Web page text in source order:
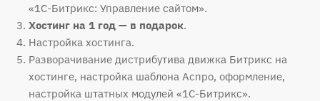
«1С-Битрикс: Управление сайтом».
Хостинг на 1 год — в подарок.
Настройка хостинга.
Разворачивание дистрибутива движка Битрикс на
хостинге, настройка шаблона Аспро, оформление,
настройка штатных модулей «1С-Битрикс».